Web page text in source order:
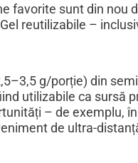
favorite sunt din nou
reutilizabile –
g/porție) din
utilizabile ca sursă
– de exemplu,
de ultra-